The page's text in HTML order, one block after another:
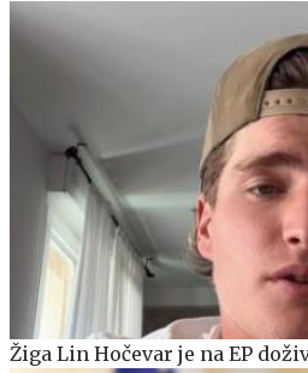
Žiga Lin Hočevar je na EP